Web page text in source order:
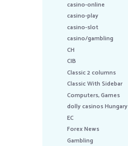
casino-online
casino-play
casino-slot
casino/gambling
CH
CIB
Classic 2 columns
Classic With Sidebar
Computers, Games
dolly casinos Hungary
EC
Forex News
Gambling